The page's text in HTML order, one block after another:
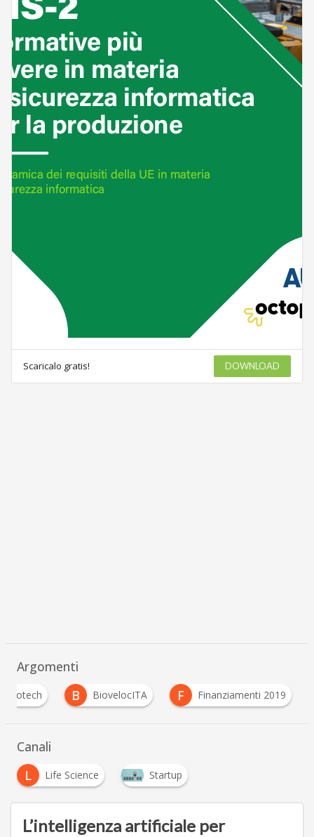
Scaricalo gratis! DOWNLOAD
Argomenti
Biotech B BiovelocITA F Finanziamenti 2019
Canali
L
Life Science Startup
L’intelligenza artificiale per